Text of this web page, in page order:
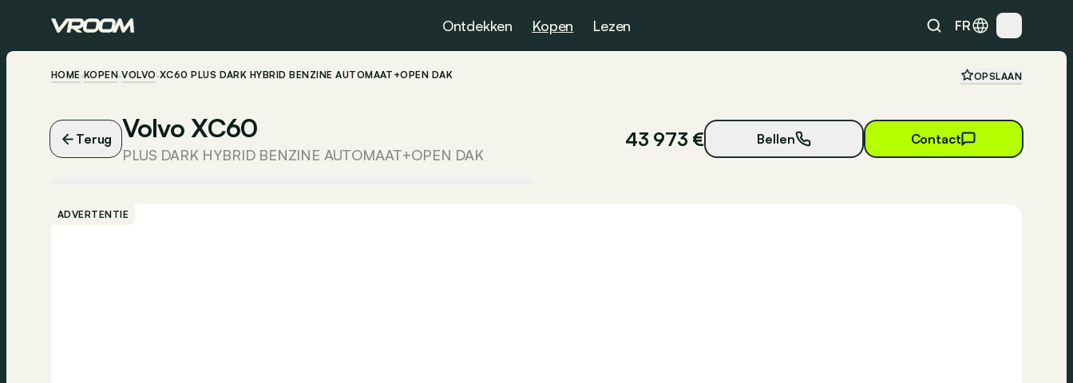
Ontdekken Kopen Lezen FR
HOME KOPEN VOLVO XC60 PLUS DARK HYBRID BENZINE AUTOMAAT+OPEN DAK OPSLAAN
Terug Volvo XC60
PLUS DARK HYBRID BENZINE AUTOMAAT+OPEN DAK
43 973 € Bellen
Contact
ADVERTENTIE